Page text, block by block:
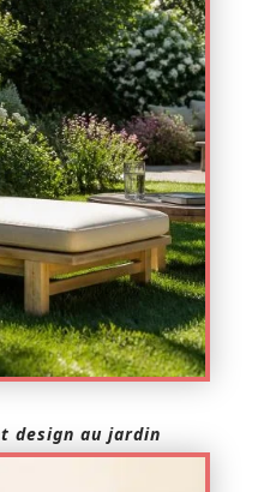
design au jardin